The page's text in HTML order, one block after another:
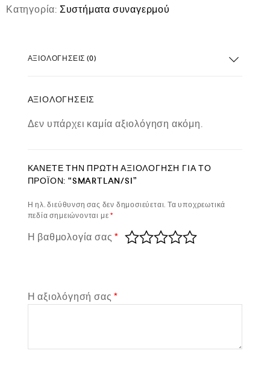
Κατηγορία: Συστήματα συναγερμού
ΑΞΙΟΛΟΓΉΣΕΙΣ (0)
ΑΞΙΟΛΟΓΉΣΕΙΣ
Δεν υπάρχει καμία αξιολόγηση ακόμη.
ΚΆΝΕΤΕ ΤΗΝ ΠΡΏΤΗ ΑΞΙΟΛΌΓΗΣΗ ΓΙΑ ΤΟ
ΠΡΟΪΌΝ: “SMARTLAN/SI”
Η ηλ. διεύθυνση σας δεν δημοσιεύεται. Τα υποχρεωτικά
πεδία σημειώνονται με*
Η βαθμολογία σας*
Η αξιολόγησή σας*